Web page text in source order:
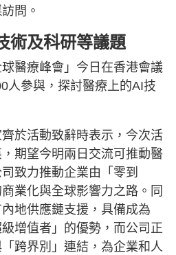
問。
術及科研等議題
醫療峰會」今日在香港會議
人參與，探討醫療上的AI技
於活動致辭時表示，今次活
期望今明兩日交流可推動醫
致力推動企業由「零到
業化與全球影響力之路。同
地供應鏈支援，具備成為
級增值者」的優勢，而公司正
跨界別」連結，為企業和人